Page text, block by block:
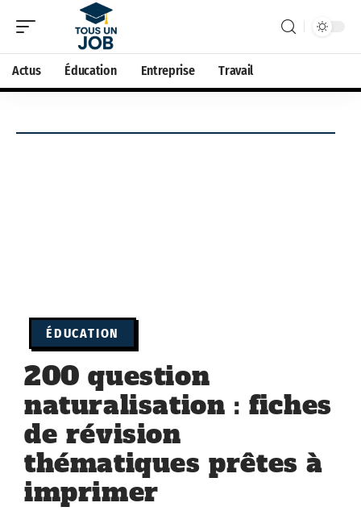
Actus Éducation Entreprise Travail
ÉDUCATION
200 question
naturalisation : fiches
de révision
thématiques prêtes à
imprimer